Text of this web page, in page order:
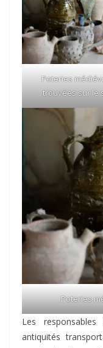
Poteries
trouvées sur le
Poteries
Les
antiquités